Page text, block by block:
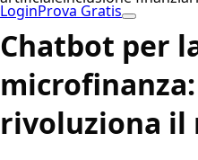
LoginProva Gratis
Chatbot per
rivoluziona il